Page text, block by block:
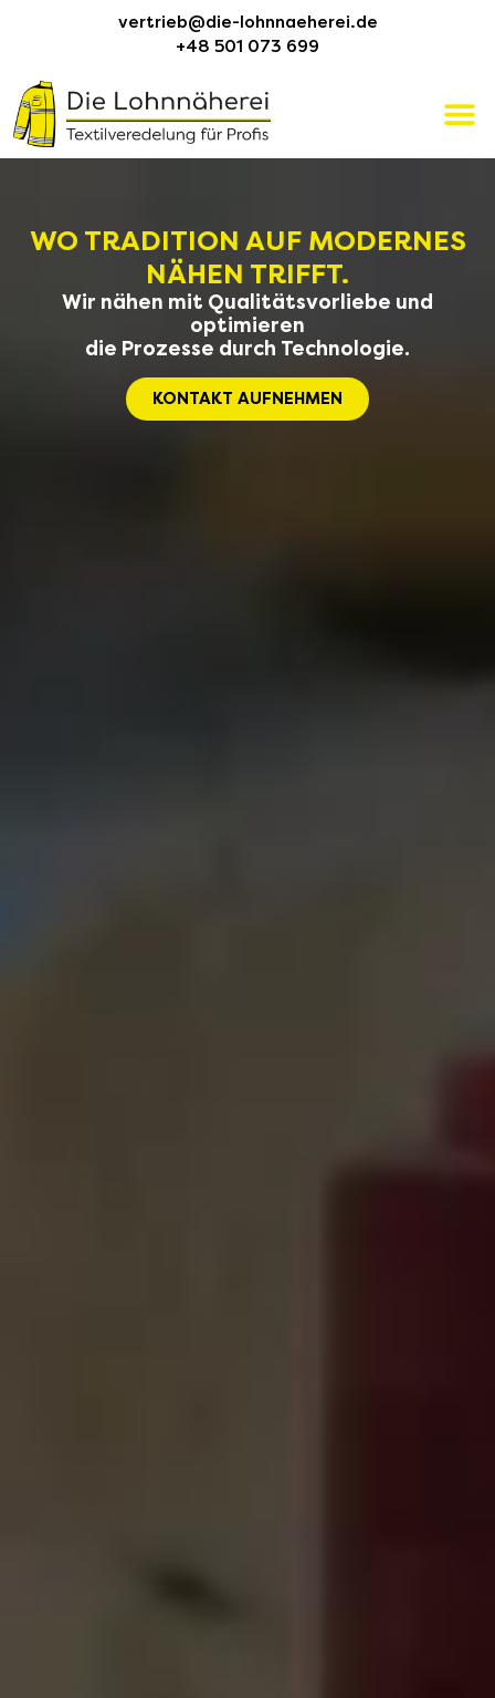
vertrieb@die-lohnnaeherei.de
+48 501 073 699
WO TRADITION AUF MODERNES
NÄHEN TRIFFT.
Wir nähen mit Qualitätsvorliebe und
optimieren
die Prozesse durch Technologie.
KONTAKT AUFNEHMEN